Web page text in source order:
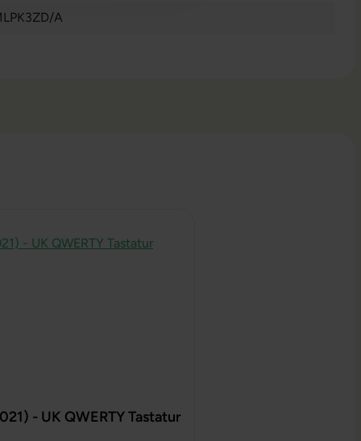
A
- UK QWERTY Tastatur